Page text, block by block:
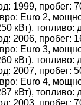
1999, пробег:
Euro 2,
кВт), топливо:
2006, пробег:
Euro 3,
кВт), топливо:
2007, пробег:
Euro 4,
кВт), топливо:
2003, пробег: